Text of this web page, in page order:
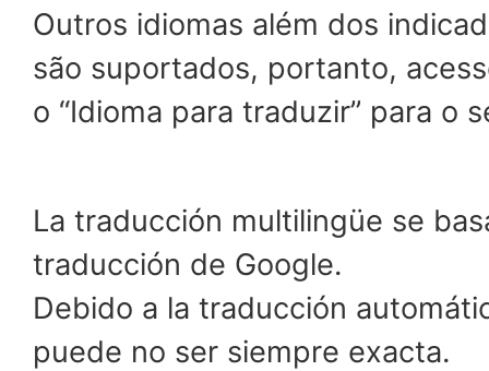
Outros idiomas além dos
são suportados, portanto,
o “Idioma para traduzir” para o
La traducción multilingüe se
traducción de Google.
Debido a la traducción
puede no ser siempre exacta.